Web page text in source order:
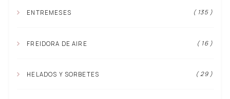
ENTREMESES ( 135 )
FREIDORA DE AIRE ( 16 )
HELADOS Y SORBETES ( 29 )